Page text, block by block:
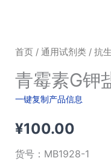
首页/ 通用试剂类/ 抗
青霉素G钾
一键复制产品信息
¥100.00
货号： MB1928-1